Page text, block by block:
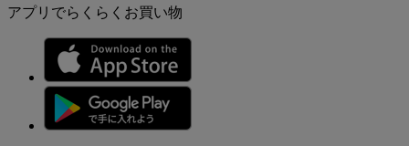
アプリでらくらくお買い物